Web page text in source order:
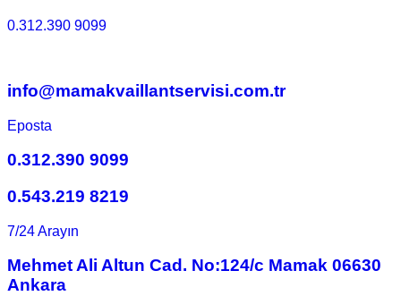
0.312.390 9099
info@mamakvaillantservisi.com.tr
Eposta
0.312.390 9099
0.543.219 8219
7/24 Arayın
Mehmet Ali Altun Cad. No:124/c Mamak 06630
Ankara